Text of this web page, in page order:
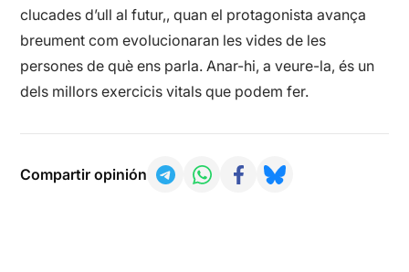
clucades d’ull al futur,, quan el protagonista avança
breument com evolucionaran les vides de les
persones de què ens parla. Anar-hi, a veure-la, és un
dels millors exercicis vitals que podem fer.
Compartir opinión